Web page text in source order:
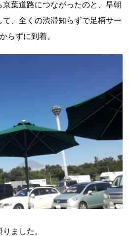
葉道路につながったのと、早朝
、全くの渋滞知らずで足柄サー
らずに到着。
ました。